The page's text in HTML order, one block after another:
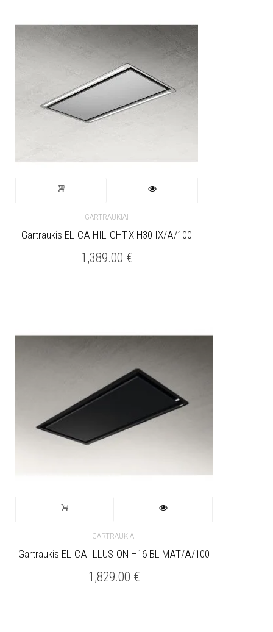
GARTRAUKIAI
Gartraukis ELICA HILIGHT-X H30 IX/A/100
1,389.00 €
GARTRAUKIAI
Gartraukis ELICA ILLUSION H16 BL MAT/A/100
1,829.00 €